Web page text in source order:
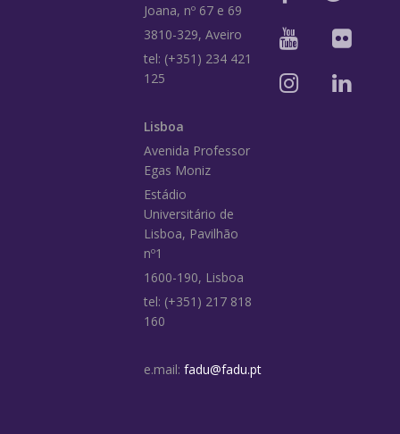
Joana, nº 67 e 69
3810-329, Aveiro
tel: (+351) 234 421
125
Lisboa
Avenida Professor
Egas Moniz
Estádio
Universitário de
Lisboa, Pavilhão
nº1
1600-190, Lisboa
tel: (+351) 217 818
160
e.mail: fadu@fadu.pt